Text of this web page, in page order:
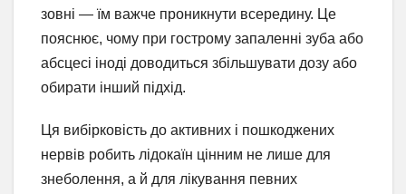
зовні — їм важче проникнути всередину. Це
пояснює, чому при гострому запаленні зуба або
абсцесі іноді доводиться збільшувати дозу або
обирати інший підхід.
Ця вибірковість до активних і пошкоджених
нервів робить лідокаїн цінним не лише для
знеболення, а й для лікування певних